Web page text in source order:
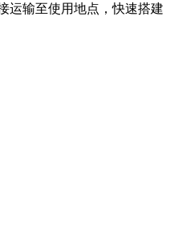
运输至使用地点，快速搭建